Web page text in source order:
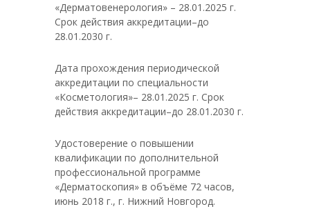
«Дерматовенерология» – 28.01.2025 г.
Срок действия аккредитации–до
28.01.2030 г.
Дата прохождения периодической
аккредитации по специальности
«Косметология»– 28.01.2025 г. Срок
действия аккредитации–до 28.01.2030 г.
Удостоверение о повышении
квалификации по дополнительной
профессиональной программе
«Дерматоскопия» в объёме 72 часов,
июнь 2018 г., г. Нижний Новгород.